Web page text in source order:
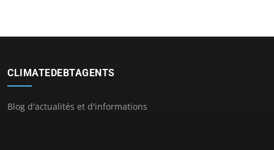
CLIMATEDEBTAGENTS
Blog d'actualités et d'informations